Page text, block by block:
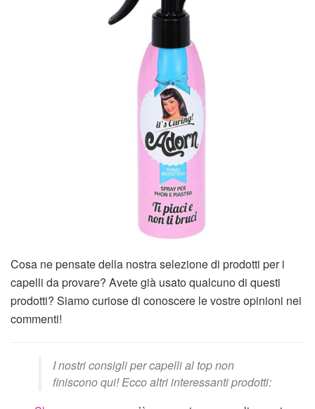
Cosa ne pensate della nostra selezione di prodotti per i
capelli da provare? Avete già usato qualcuno di questi
prodotti? Siamo curiose di conoscere le vostre opinioni nei
commenti!
I nostri consigli per capelli al top non
finiscono qui! Ecco altri interessanti prodotti: